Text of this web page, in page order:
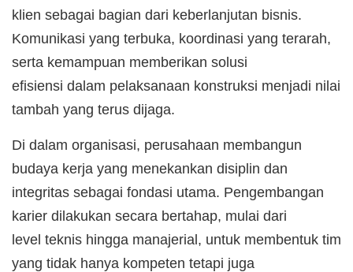
klien sebagai bagian dari keberlanjutan bisnis.
Komunikasi yang terbuka, koordinasi yang terarah,
serta kemampuan memberikan solusi
efisiensi dalam pelaksanaan konstruksi menjadi nilai
tambah yang terus dijaga.
Di dalam organisasi, perusahaan membangun
budaya kerja yang menekankan disiplin dan
integritas sebagai fondasi utama. Pengembangan
karier dilakukan secara bertahap, mulai dari
level teknis hingga manajerial, untuk membentuk tim
yang tidak hanya kompeten tetapi juga